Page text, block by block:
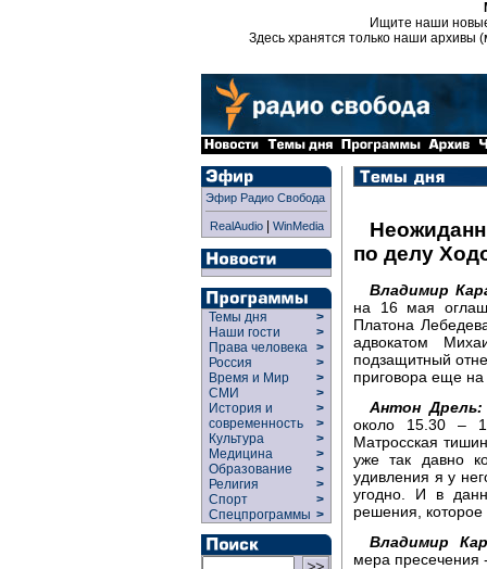
Ищите наши
Здесь хранятся только наши архивы
Эфир Радио Свобода
RealAudio| WinMedia
Темы дня
>
Наши гости
>
Права человека >
Россия
>
Время и Мир
>
СМИ
>
История и
современность
>
>
Культура
>
Медицина
>
Образование
>
Религия
>
Спорт
>
Спецпрограммы >
по делу
Владимир
на 16 мая
Платона
адвокатом
подзащитный
приговора еще
Антон Дрель:
около 15.30 –
Матросская
уже так давно
удивления я у
угодно. И в
решения, которое
Владимир
мера пресечения